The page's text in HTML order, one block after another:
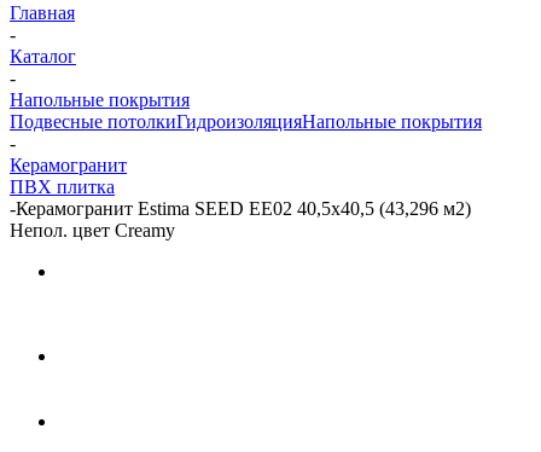
Главная
-
Каталог
-
Напольные покрытия
Подвесные потолкиГидроизоляцияНапольные покрытия
-
Керамогранит
ПВХ плитка
-Керамогранит Estima SEED EE02 40,5x40,5 (43,296 м2)
Непол. цвет Creamy